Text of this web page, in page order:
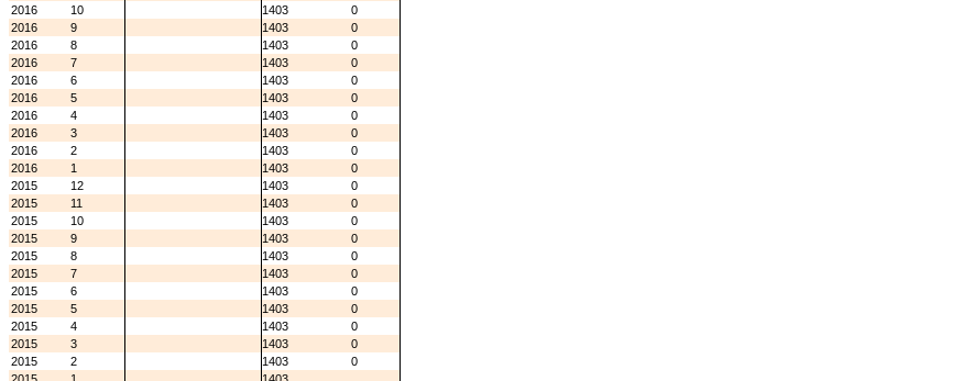
2016
10 1403
0
2016
9 1403
0
2016
8 1403
0
2016
7 1403
0
2016
6 1403
0
2016
5 1403
0
2016
4 1403
0
2016
3 1403
0
2016
2 1403
0
2016
1 1403
0
2015
12 1403
0
2015
11 1403
0
2015
10 1403
0
2015
9 1403
0
2015
8 1403
0
2015
7 1403
0
2015
6 1403
0
2015
5 1403
0
2015
4 1403
0
2015
3 1403
0
2015
2 1403
0